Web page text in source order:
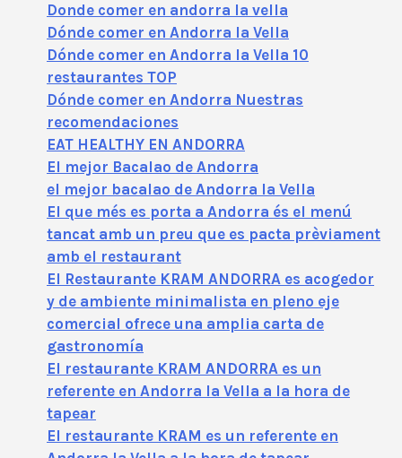
Donde comer en andorra la vella
Dónde comer en Andorra la Vella
Dónde comer en Andorra la Vella 10
restaurantes TOP
Dónde comer en Andorra Nuestras
recomendaciones
EAT HEALTHY EN ANDORRA
El mejor Bacalao de Andorra
el mejor bacalao de Andorra la Vella
El que més es porta a Andorra és el menú
tancat amb un preu que es pacta prèviament
amb el restaurant
El Restaurante KRAM ANDORRA es acogedor
y de ambiente minimalista en pleno eje
comercial ofrece una amplia carta de
gastronomía
El restaurante KRAM ANDORRA es un
referente en Andorra la Vella a la hora de
tapear
El restaurante KRAM es un referente en